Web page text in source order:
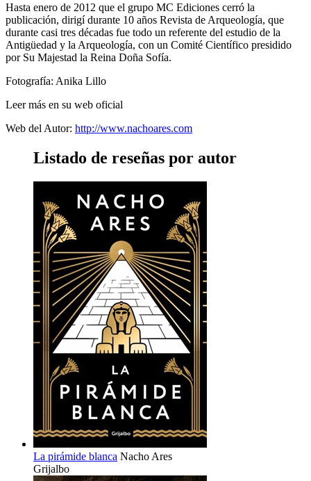
Hasta enero de 2012 que el grupo MC Ediciones cerró la
publicación, dirigí durante 10 años Revista de Arqueología, que
durante casi tres décadas fue todo un referente del estudio de la
Antigüedad y la Arqueología, con un Comité Científico presidido
por Su Majestad la Reina Doña Sofía.
Fotografía: Anika Lillo
Leer más en su web oficial
Web del Autor: http://www.nachoares.com
Listado de reseñas por autor
La pirámide blanca Nacho Ares
Grijalbo